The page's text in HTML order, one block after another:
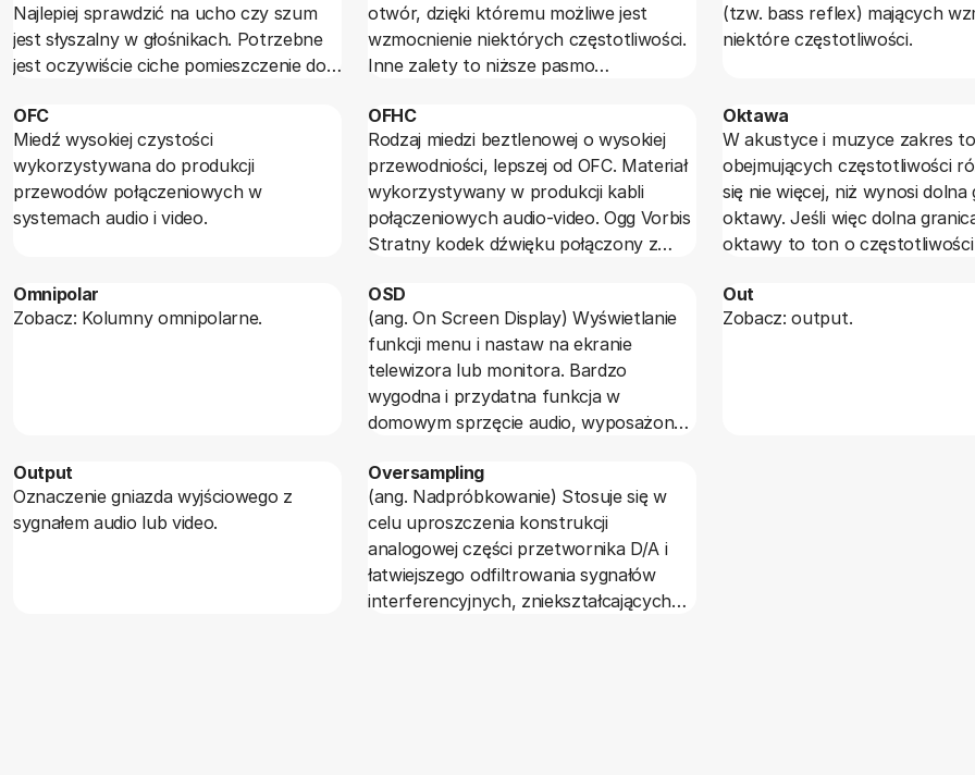
Najlepiej sprawdzić na ucho czy szum
jest słyszalny w głośnikach. Potrzebne
jest oczywiście ciche pomieszczenie do
otwór, dzięki któremu możliwe jest
wzmocnienie niektórych częstotliwości.
Inne zalety to niższe pasmo
zamkniętej, większa sprawność głośnika
w zakresie niskich częstotliwości, oraz
mniejsze zniekształcenia nieliniowe.
(tzw. bass reflex) mających
niektóre częstotliwości.
OFC
Miedź wysokiej czystości
wykorzystywana do produkcji
przewodów połączeniowych w
systemach audio i video.
OFHC
Rodzaj miedzi beztlenowej o wysokiej
przewodniości, lepszej od OFC. Materiał
wykorzystywany w produkcji kabli
połączeniowych audio-video. Ogg Vorbis
Stratny kodek dźwięku połączony z
porcji danych). Ogg Vorbis potrafi
obsłużyć do 255 kanałów i ponad 16-
bitowy dźwięk w zakresie 6-48 kHz.
Oktawa
W akustyce i muzyce zakres
obejmujących częstotliwości
się nie więcej, niż wynosi dolna
oktawy. Jeśli więc dolna
oktawy to ton o częstotliwości
100+100=200 Hz; jeśli dolna
wynosi 200 Hz, to zakres jest
Omnipolar
Zobacz: Kolumny omnipolarne.
OSD
(ang. On Screen Display) Wyświetlanie
funkcji menu i nastaw na ekranie
telewizora lub monitora. Bardzo
wygodna i przydatna funkcja w
domowym sprzęcie audio, wyposażone
odtwarzacze DVD i telewizory a także
topowe zestawy kina domowego.
Out
Zobacz: output.
Output
Oznaczenie gniazda wyjściowego z
sygnałem audio lub video.
Oversampling
(ang. Nadpróbkowanie) Stosuje się w
celu uproszczenia konstrukcji
analogowej części przetwornika D/A i
łatwiejszego odfiltrowania sygnałów
interferencyjnych, zniekształcających